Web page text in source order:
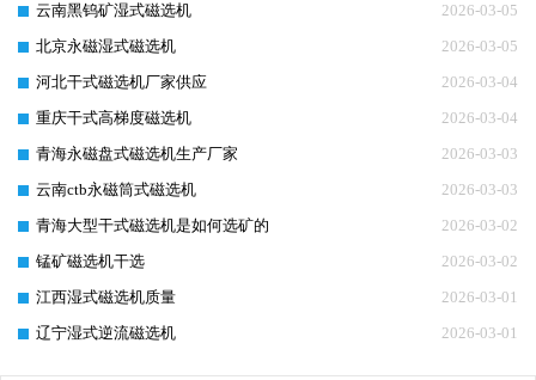
2026-03-05
云南黑钨矿湿式磁选机
2026-03-05
北京永磁湿式磁选机
2026-03-04
河北干式磁选机厂家供应
2026-03-04
重庆干式高梯度磁选机
2026-03-03
青海永磁盘式磁选机生产厂家
2026-03-03
云南ctb永磁筒式磁选机
2026-03-02
青海大型干式磁选机是如何选矿的
2026-03-02
锰矿磁选机干选
2026-03-01
江西湿式磁选机质量
2026-03-01
辽宁湿式逆流磁选机